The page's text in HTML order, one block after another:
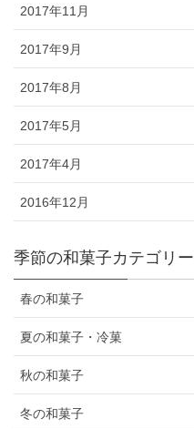
2017年11月
2017年9月
2017年8月
2017年5月
2017年4月
2016年12月
季節の和菓子カテゴリー
春の和菓子
夏の和菓子・冷菓
秋の和菓子
冬の和菓子